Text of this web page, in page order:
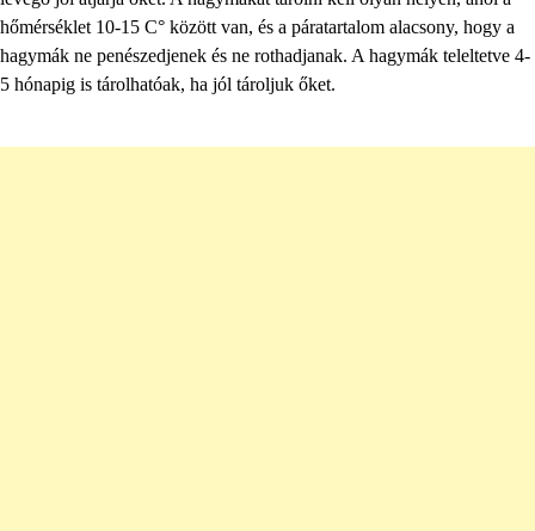
hőmérséklet 10-15 C° között van, és a páratartalom alacsony, hogy a
hagymák ne penészedjenek és ne rothadjanak. A hagymák teleltetve 4-
5 hónapig is tárolhatóak, ha jól tároljuk őket.